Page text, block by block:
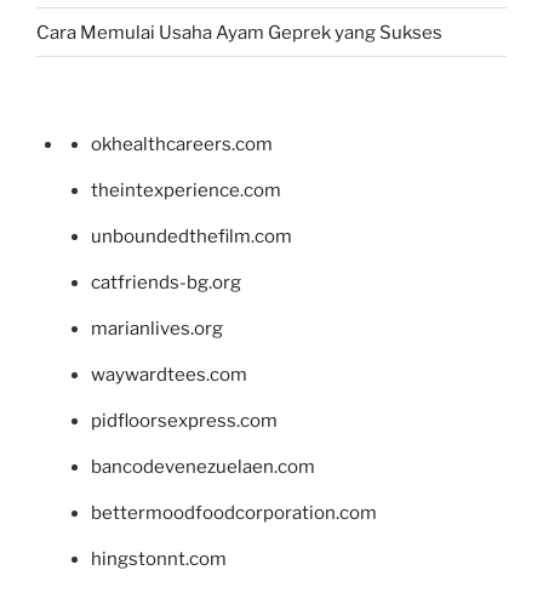
Cara Memulai Usaha Ayam Geprek yang Sukses
okhealthcareers.com
theintexperience.com
unboundedthefilm.com
catfriends-bg.org
marianlives.org
waywardtees.com
pidfloorsexpress.com
bancodevenezuelaen.com
bettermoodfoodcorporation.com
hingstonnt.com